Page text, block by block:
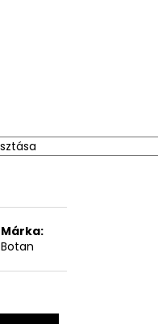
Márka:
Botan